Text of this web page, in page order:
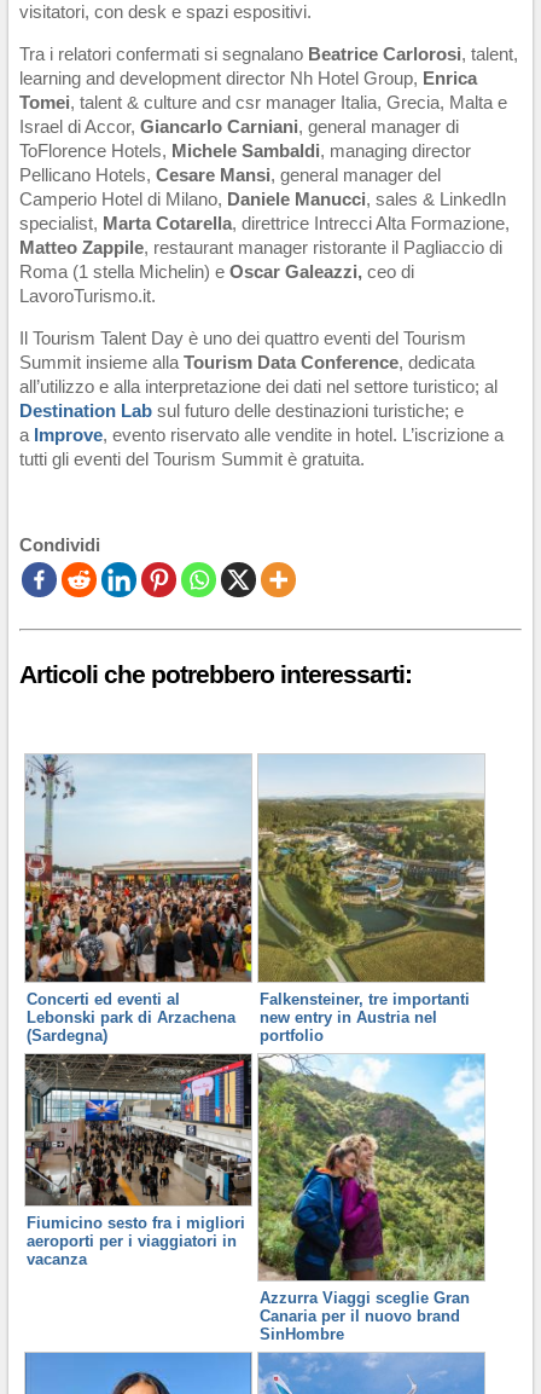
visitatori, con desk e spazi espositivi.
Tra i relatori confermati si segnalano Beatrice Carlorosi, talent,
learning and development director Nh Hotel Group, Enrica
Tomei, talent & culture and csr manager Italia, Grecia, Malta e
Israel di Accor, Giancarlo Carniani, general manager di
ToFlorence Hotels, Michele Sambaldi, managing director
Pellicano Hotels, Cesare Mansi, general manager del
Camperio Hotel di Milano, Daniele Manucci, sales & LinkedIn
specialist, Marta Cotarella, direttrice Intrecci Alta Formazione,
Matteo Zappile, restaurant manager ristorante il Pagliaccio di
Roma (1 stella Michelin) e Oscar Galeazzi,ceo di
LavoroTurismo.it.
Il Tourism Talent Day è uno dei quattro eventi del Tourism
Summit insieme allaTourism Data Conference, dedicata
all’utilizzo e alla interpretazione dei dati nel settore turistico; al
Destination Labsul futuro delle destinazioni turistiche; e
a Improve, evento riservato alle vendite in hotel. L’iscrizione a
tutti gli eventi del Tourism Summit è gratuita.
Condividi
Articoli che potrebbero interessarti:
Concerti ed eventi al
Lebonski park di Arzachena
(Sardegna)
Falkensteiner, tre importanti
new entry in Austria nel
portfolio
Fiumicino sesto fra i migliori
aeroporti per i viaggiatori in
vacanza
Azzurra Viaggi sceglie Gran
Canaria per il nuovo brand
SinHombre